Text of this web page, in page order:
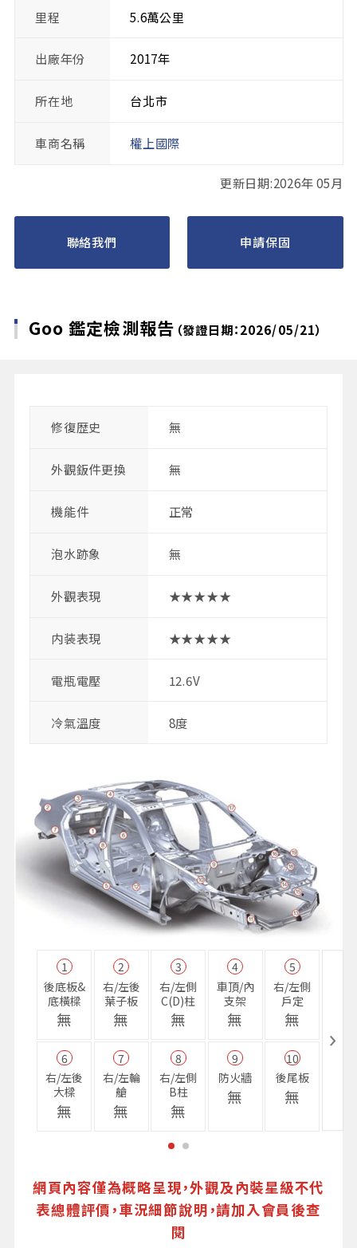
里程 5.6萬公里
出廠年份 2017年
所在地 台北市
車商名稱 權上國際
更新日期:2026年 05月
聯絡我們 申請保固
Goo 鑑定檢測報告 （發證日期：2026/05/21）
修復歴史 無
外觀鈑件更換 無
機能件 正常
泡水跡象 無
外觀表現 ★★★★★
内装表現 ★★★★★
電瓶電壓 12.6V
冷氣溫度 8度
1
後底板&
底橫樑
無
2
右/左後
葉子板
無
3
右/左側
C(D)柱
無
4
車頂/內
支架
無
5
右/左側
戶定
無
6
右/左後
大樑
無
7
右/左輪
艙
無
8
右/左側
B柱
無
9
防火牆
無
10
後尾板
無
網頁內容僅為概略呈現，外觀及內裝星級不代
表總體評價，車況細節說明，請加入會員後查
閱